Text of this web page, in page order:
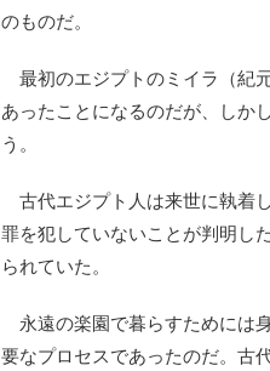
のものだ。
最初のエジプトのミイラ（紀
あったことになるのだが、しか
う。
古代エジプト人は来世に執着
罪を犯していないことが判明し
られていた。
永遠の楽園で暮らすためには
要なプロセスであったのだ。古